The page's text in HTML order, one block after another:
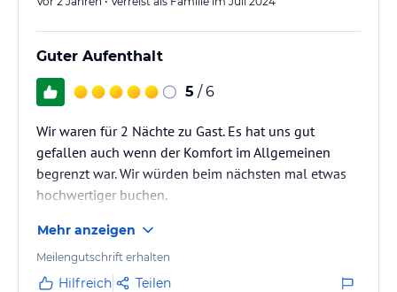
Guter Aufenthalt
5 / 6
Wir waren für 2 Nächte zu Gast. Es hat uns gut
gefallen auch wenn der Komfort im Allgemeinen
begrenzt war. Wir würden beim nächsten mal etwas
hochwertiger buchen.
Mehr anzeigen
Meilengutschrift erhalten
Hilfreich Teilen